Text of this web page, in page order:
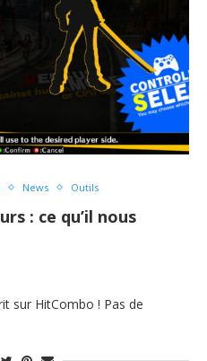
News Outils
: ce qu’il nous
sur HitCombo ! Pas de